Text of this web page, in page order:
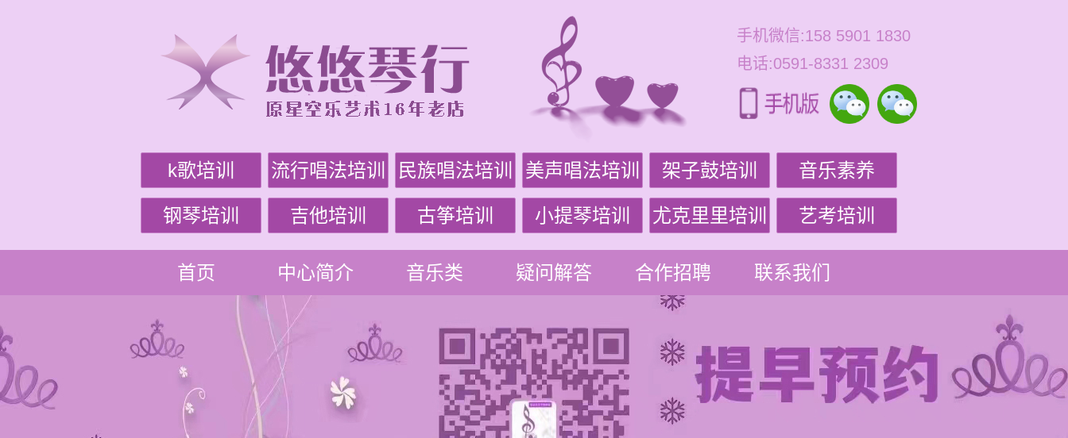
手机微信:158 5901 1830
电话:0591-8331 2309
k歌培训 流行唱法培训 民族唱法培训 美声唱法培训 架子鼓培训 音乐素养
钢琴培训 吉他培训 古筝培训 小提琴培训 尤克里里培训 艺考培训
首页 中心简介 音乐类 疑问解答 合作招聘 联系我们